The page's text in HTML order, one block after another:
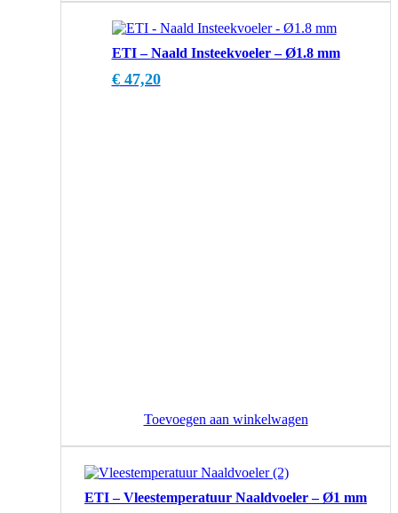
ETI – Naald Insteekvoeler – Ø1.8 mm
€47,20
Toevoegen aan winkelwagen
ETI – Vleestemperatuur Naaldvoeler – Ø1 mm